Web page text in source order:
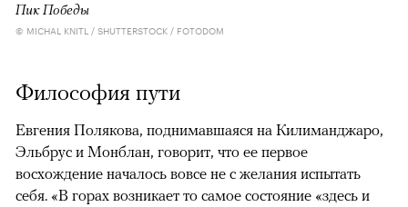
Пик Победы
© MICHAL KNITL / SHUTTERSTOCK / FOTODOM
Философия пути
Евгения Полякова, поднимавшаяся на Килиманджаро,
Эльбрус и Монблан, говорит, что ее первое
восхождение началось вовсе не с желания испытать
себя. «В горах возникает то самое состояние «здесь и